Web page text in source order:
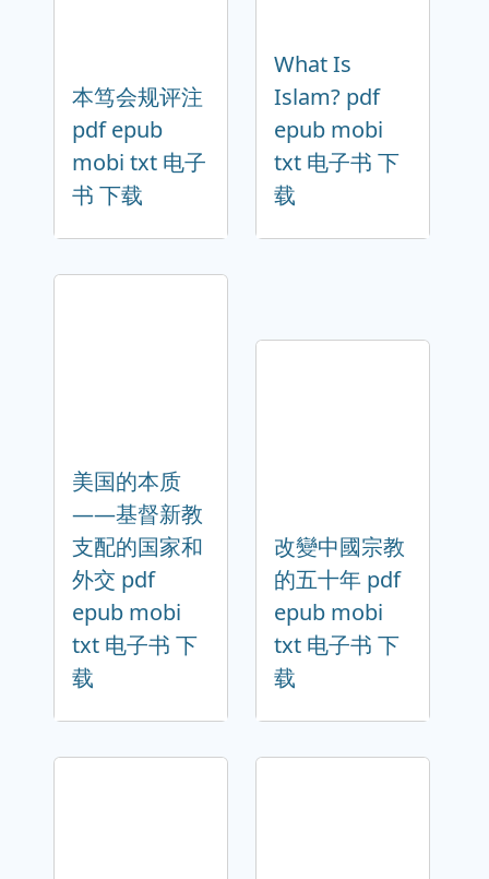
本笃会规评注
pdf epub
mobi txt 电子
书 下载
What Is
Islam? pdf
epub mobi
txt 电子书 下
载
美国的本质
——基督新教
支配的国家和
外交 pdf
epub mobi
txt 电子书 下
载
改變中國宗教
的五十年 pdf
epub mobi
txt 电子书 下
载